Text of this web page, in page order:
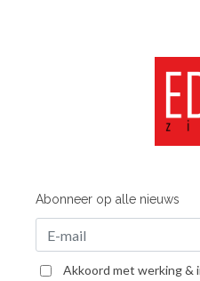
Abonneer op alle nieuws
Akkoord met werking &